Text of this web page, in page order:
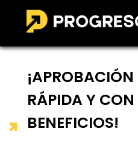
RÁPIDA Y
BENEFICIOS!